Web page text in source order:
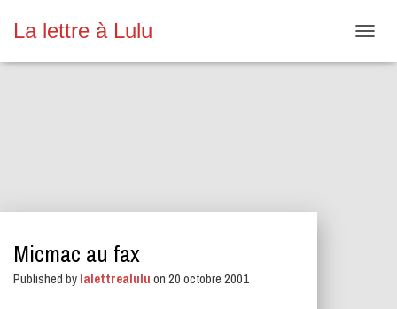
La lettre à Lulu
U
Micmac au fax
Published bylalettrealuluon20 octobre 2001